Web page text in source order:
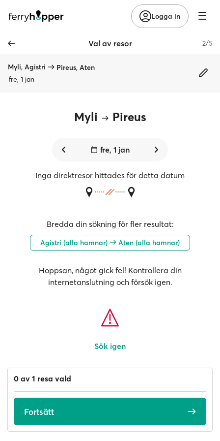
Logga in
Val av resor 2/5
Myli, Agistri
Pireus, Aten
fre, 1 jan
Myli Pireus
fre, 1 jan
Inga direktresor hittades för detta datum
Bredda din sökning för fler resultat:
Agistri (alla hamnar) Aten (alla hamnar)
Hoppsan, något gick fel! Kontrollera din
internetanslutning och försök igen.
Sök igen
0 av 1 resa vald
Fortsätt